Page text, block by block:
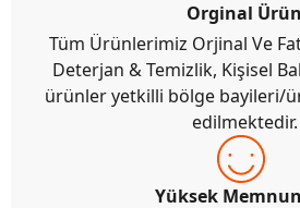
Orginal Ürün
Tüm Ürünlerimiz Orjinal Ve
Deterjan & Temizlik, Kişisel
ürünler yetkilli bölge bayileri/
edilmektedir.
Yüksek